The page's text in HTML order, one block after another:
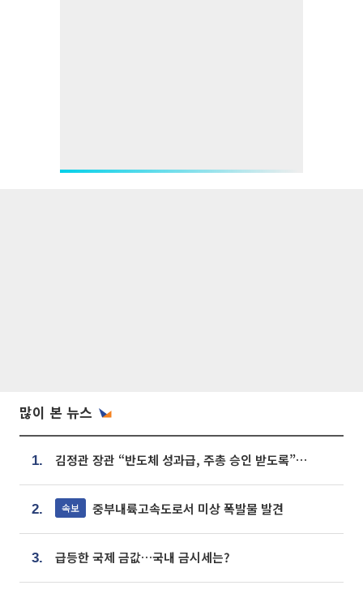
많이 본 뉴스
1. 김정관 장관 “반도체 성과급, 주총 승인 받도록”…상법·자본시장법 개정 시사
2. 속보 중부내륙고속도로서 미상 폭발물 발견
3. 급등한 국제 금값…국내 금시세는?